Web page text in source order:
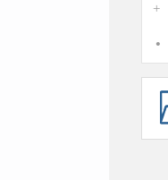
+
·